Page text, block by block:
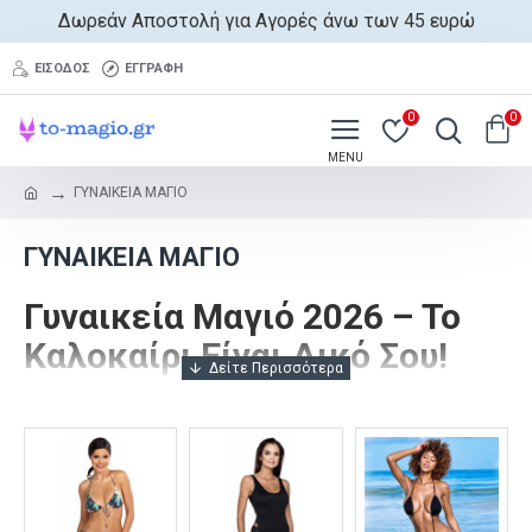
Δωρεάν Αποστολή για Αγορές άνω των 45 ευρώ
ΕΊΣΟΔΟΣ ΕΓΓΡΑΦΉ
0 0
ΓΥΝΑΙΚΕΙΑ ΜΑΓΙΟ
ΓΥΝΑΙΚΕΙΑ ΜΑΓΙΟ
Γυναικεία Μαγιό 2026 – Το
Καλοκαίρι Είναι Δικό Σου!
γυναικεία μαγιό 2026στοto-magio.gr είναι εδώ για να
ανεβάσει τη θερμοκρασία. Δυναμικά σχέδια,
αποκαλυπτικά κοψίματα και sexy vibes που δεν
περνούν απαρατήρητα!